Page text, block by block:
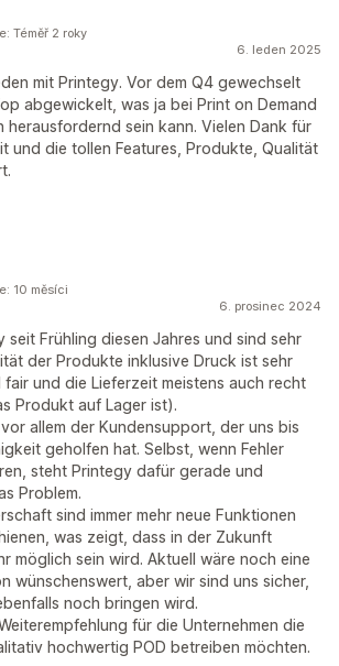
6. leden 2025
mit Printegy. Vor dem Q4 gewechselt
abgewickelt, was ja bei Print on Demand
herausfordernd sein kann. Vielen Dank für
und die tollen Features, Produkte, Qualität
Téměř 2 roky
6. prosinec 2024
seit Frühling diesen Jahres und sind sehr
der Produkte inklusive Druck ist sehr
und die Lieferzeit meistens auch recht
Produkt auf Lager ist).
allem der Kundensupport, der uns bis
geholfen hat. Selbst, wenn Fehler
steht Printegy dafür gerade und
Problem.
sind immer mehr neue Funktionen
was zeigt, dass in der Zukunft
möglich sein wird. Aktuell wäre noch eine
wünschenswert, aber wir sind uns sicher,
noch bringen wird.
für die Unternehmen die
hochwertig POD betreiben möchten.
10 měsíci